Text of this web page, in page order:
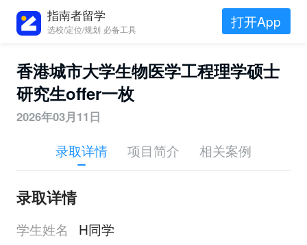
指南者留学
选校/定位/规划 必备工具 打开App
香港城市大学生物医学工程理学硕士
研究生offer一枚
2026年03月11日
录取详情 项目简介 相关案例
录取详情
学生姓名
H同学